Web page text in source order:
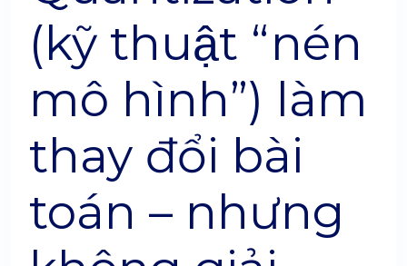
(kỹ thuật “nén
mô hình”) làm
thay đổi bài
toán – nhưng